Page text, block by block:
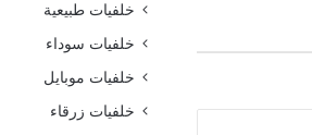
خلفيات طبيعية
خلفيات سوداء
خلفيات موبايل
خلفيات زرقاء